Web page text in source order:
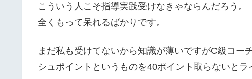
こういう人こそ指導実践受けなきゃならんだろう。
全くもって呆れるばかりです。
まだ私も受けてないから知識が薄いですがC級コー
シュポイントというものを40ポイント取らないと